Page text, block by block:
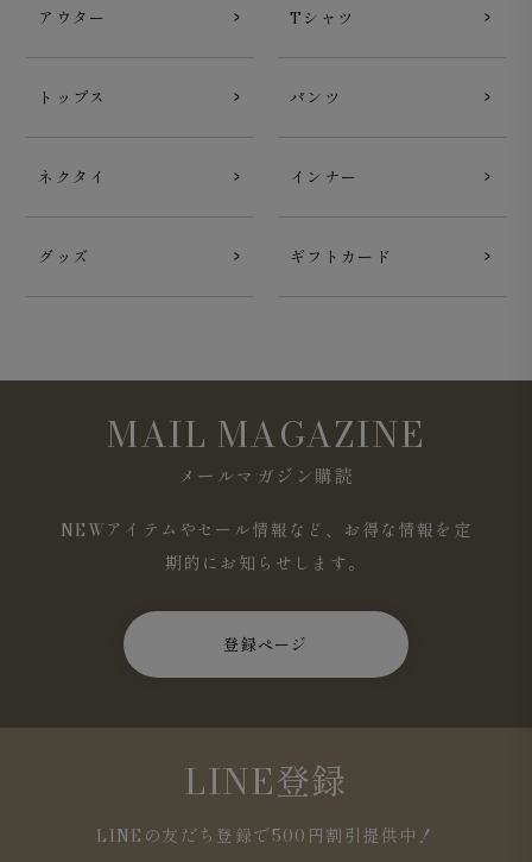
アウター Tシャツ
トップス パンツ
ネクタイ インナー
グッズ ギフトカード
MAIL MAGAZINE
メールマガジン購読
NEWアイテムやセール情報など、お得な情報を定
期的にお知らせします。
登録ページ
LINE登録
LINEの友だち登録で500円割引提供中！